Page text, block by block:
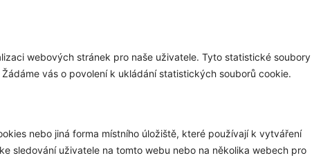
webových stránek pro naše uživatele. Tyto statistické soubory
vás o povolení k ukládání statistických souborů cookie.
nebo jiná forma místního úložiště, které používají k vytváření
sledování uživatele na tomto webu nebo na několika webech pro